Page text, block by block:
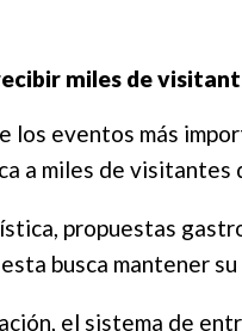
miles de
los eventos más
a miles de
propuestas
busca mantener
el sistema de